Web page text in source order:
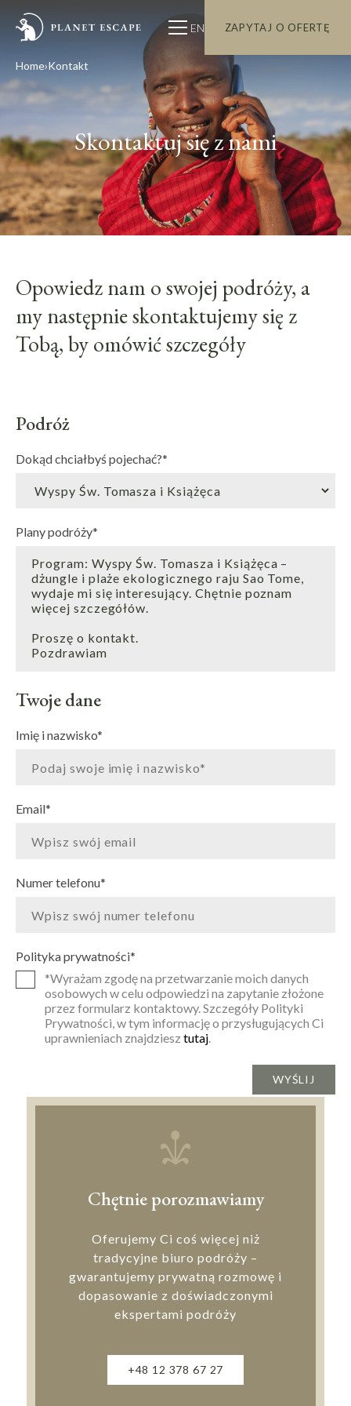
EN ZAPYTAJ O OFERTĘ
Home Kontakt
Skontaktuj się z nami
Opowiedz nam o swojej podróży, a
my następnie skontaktujemy się z
Tobą, by omówić szczegóły
Podróż
Dokąd chciałbyś pojechać?*
Plany podróży*
Twoje dane
Imię i nazwisko*
Email*
Numer telefonu*
Polityka prywatności*
*Wyrażam zgodę na przetwarzanie moich danych
osobowych w celu odpowiedzi na zapytanie złożone
przez formularz kontaktowy. Szczegóły Polityki
Prywatności, w tym informację o przysługujących Ci
uprawnieniach znajdziesz tutaj.
Chętnie porozmawiamy
Oferujemy Ci coś więcej niż
tradycyjne biuro podróży –
gwarantujemy prywatną rozmowę i
dopasowanie z doświadczonymi
ekspertami podróży
+48 12 378 67 27